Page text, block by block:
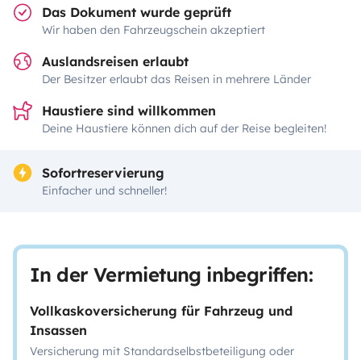
Das Dokument wurde geprüft
Wir haben den Fahrzeugschein akzeptiert
Auslandsreisen erlaubt
Der Besitzer erlaubt das Reisen in mehrere Länder
Haustiere sind willkommen
Deine Haustiere können dich auf der Reise begleiten!
Sofortreservierung
Einfacher und schneller!
In der Vermietung inbegriffen:
Vollkaskoversicherung für Fahrzeug und
Insassen
Versicherung mit Standardselbstbeteiligung oder